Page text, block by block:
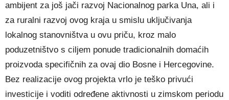
ambijent za još jači razvoj Nacionalnog parka Una, ali i
za ruralni razvoj ovog kraja u smislu uključivanja
lokalnog stanovništva u ovu priču, kroz malo
poduzetništvo s ciljem ponude tradicionalnih domaćih
proizvoda specifičnih za ovaj dio Bosne i Hercegovine.
Bez realizacije ovog projekta vrlo je teško privući
investicije i voditi određene aktivnosti u zimskom periodu